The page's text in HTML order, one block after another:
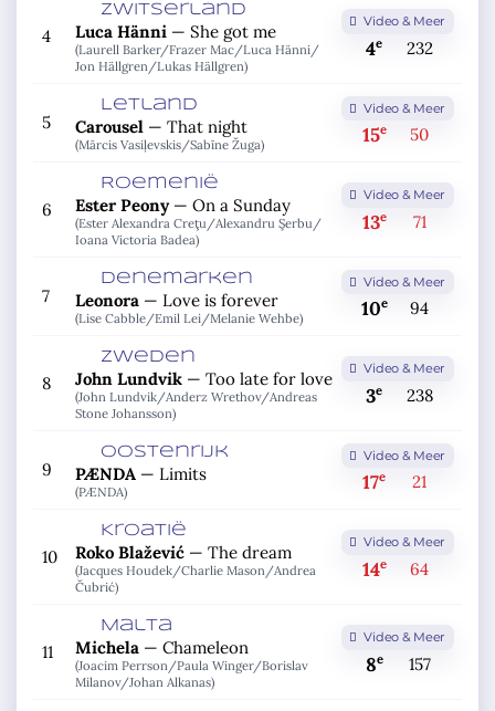
4
Zwitserland
Luca Hänni — She got me
(Laurell Barker/Frazer Mac/Luca Hänni/
Jon Hällgren/Lukas Hällgren)
Video & Meer
4e 232
5
Letland
Carousel — That night
(Mārcis Vasiļevskis/Sabīne Žuga)
Video & Meer
15e 50
6
Roemenië
Ester Peony— On a Sunday
(Ester Alexandra Creţu/Alexandru Şerbu/
Ioana Victoria Badea)
Video & Meer
13e 71
7
Denemarken
Leonora — Love is forever
(Lise Cabble/Emil Lei/Melanie Wehbe)
Video & Meer
10e 94
8
Zweden
John Lundvik— Too late for love
(John Lundvik/Anderz Wrethov/Andreas
Stone Johansson)
Video & Meer
3e 238
9
Oostenrijk
PÆNDA— Limits
(PÆNDA)
Video & Meer
17e 21
10
Kroatië
Roko Blažević— The dream
(Jacques Houdek/Charlie Mason/Andrea
Čubrić)
Video & Meer
14e 64
11
Malta
Michela — Chameleon
(Joacim Perrson/Paula Winger/Borislav
Milanov/Johan Alkanas)
Video & Meer
8e 157